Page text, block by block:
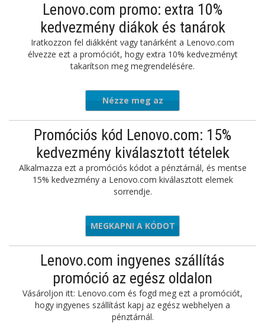
Lenovo.com promo: extra 10%
kedvezmény diákok és tanárok
Iratkozzon fel diákként vagy tanárként a Lenovo.com
élvezze ezt a promóciót, hogy extra 10% kedvezményt
takarítson meg megrendelésére.
Nézze meg az
ajánlatot
Promóciós kód Lenovo.com: 15%
kedvezmény kiválasztott tételek
Alkalmazza ezt a promóciós kódot a pénztárnál, és mentse
15% kedvezmény a Lenovo.com kiválasztott elemek
sorrendje.
GAMEON
MEGKAPNI A KÓDOT
Lenovo.com ingyenes szállítás
promóció az egész oldalon
Vásároljon itt: Lenovo.com és fogd meg ezt a promóciót,
hogy ingyenes szállítást kapj az egész webhelyen a
pénztárnál.